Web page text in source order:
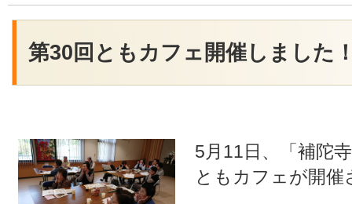
第30回ともカフェ開催しました
5月11日、「補陀
ともカフェが開催